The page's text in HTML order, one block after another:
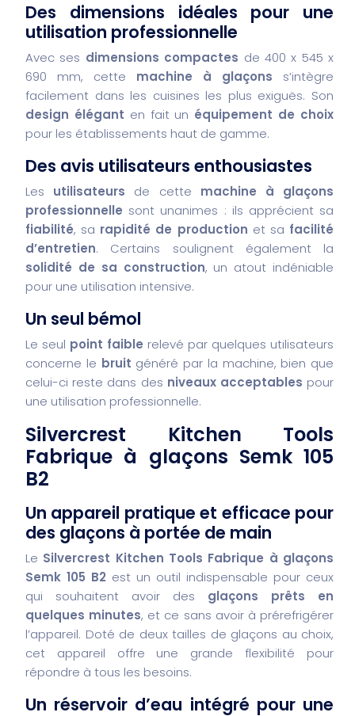
Des dimensions idéales pour une
utilisation professionnelle
Avec ses dimensions compactes de 400 x 545 x
690 mm, cette machine à glaçons s’intègre
facilement dans les cuisines les plus exiguës. Son
design élégant en fait un équipement de choix
pour les établissements haut de gamme.
Des avis utilisateurs enthousiastes
Les utilisateurs de cette machine à glaçons
professionnelle sont unanimes : ils apprécient sa
fiabilité, sa rapidité de production et sa facilité
d’entretien. Certains soulignent également la
solidité de sa construction, un atout indéniable
pour une utilisation intensive.
Un seul bémol
Le seul point faible relevé par quelques utilisateurs
concerne le bruit généré par la machine, bien que
celui-ci reste dans des niveaux acceptables pour
une utilisation professionnelle.
Silvercrest Kitchen Tools
Fabrique à glaçons Semk 105
B2
Un appareil pratique et efficace pour
des glaçons à portée de main
Le Silvercrest Kitchen Tools Fabrique à glaçons
Semk 105 B2 est un outil indispensable pour ceux
qui souhaitent avoir des glaçons prêts en
quelques minutes, et ce sans avoir à prérefrigérer
l’appareil. Doté de deux tailles de glaçons au choix,
cet appareil offre une grande flexibilité pour
répondre à tous les besoins.
Un réservoir d’eau intégré pour une